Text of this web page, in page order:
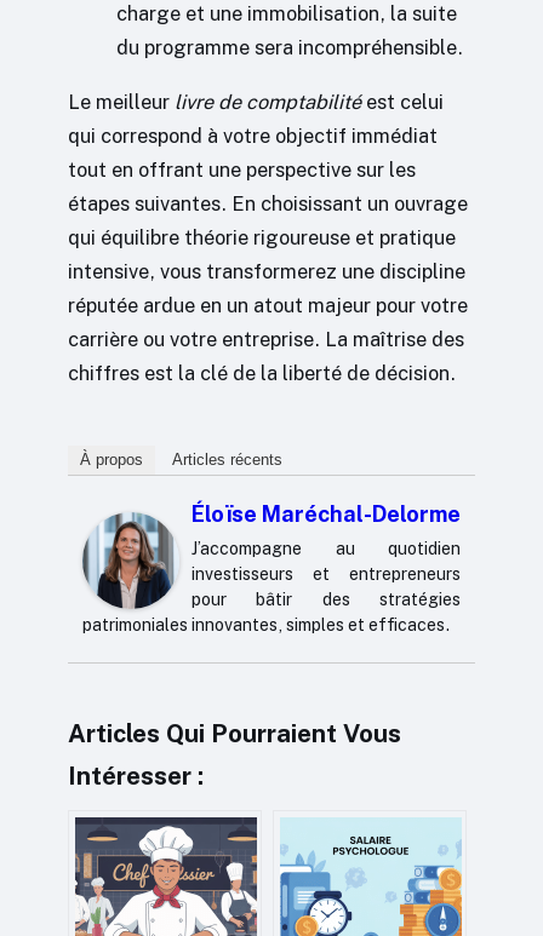
charge et une immobilisation, la suite
du programme sera incompréhensible.
Le meilleur livre de comptabilitéest celui
qui correspond à votre objectif immédiat
tout en offrant une perspective sur les
étapes suivantes. En choisissant un ouvrage
qui équilibre théorie rigoureuse et pratique
intensive, vous transformerez une discipline
réputée ardue en un atout majeur pour votre
carrière ou votre entreprise. La maîtrise des
chiffres est la clé de la liberté de décision.
À propos Articles récents
Éloïse Maréchal-Delorme
J’accompagne au quotidien
investisseurs et entrepreneurs
pour bâtir des stratégies
patrimoniales innovantes, simples et efficaces.
Articles Qui Pourraient Vous
Intéresser :